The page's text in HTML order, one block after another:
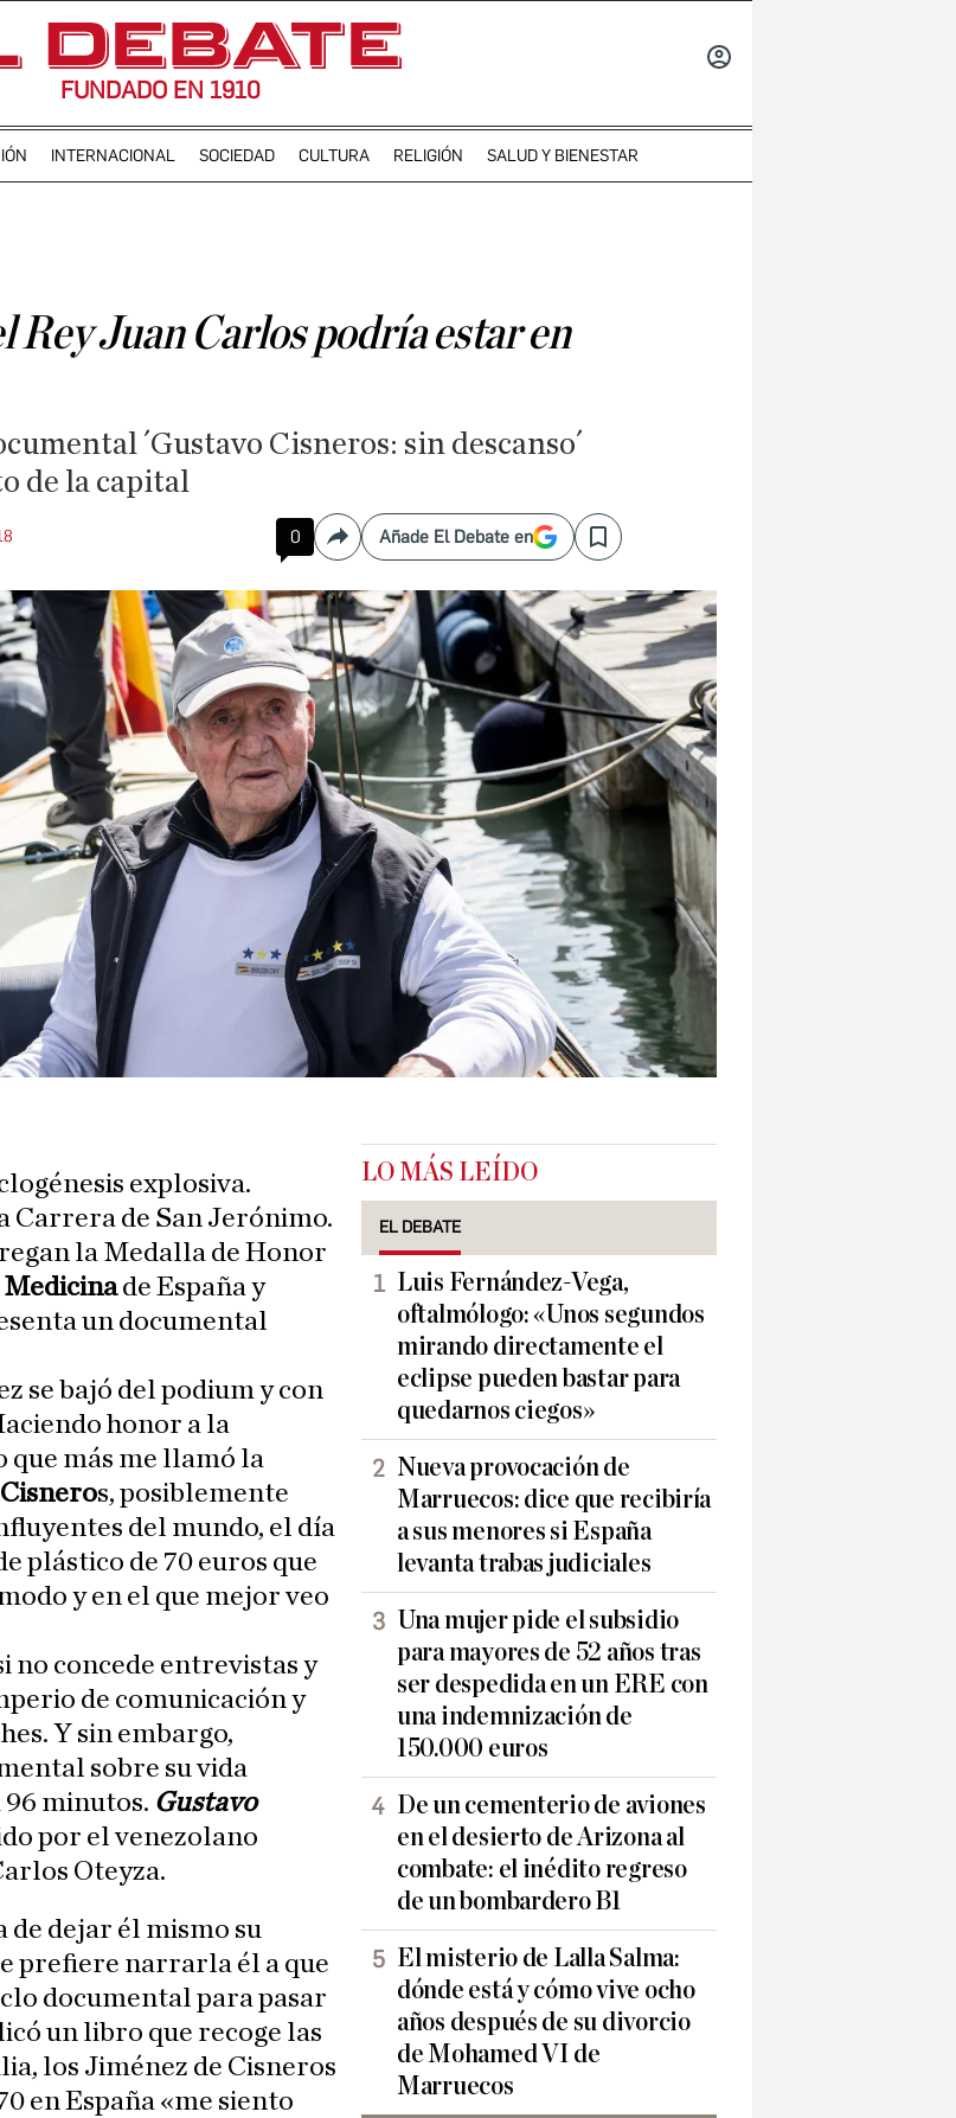
FUNDADO EN 1910
INTERNACIONAL SOCIEDAD CULTURA RELIGIÓN SALUD Y BIENESTAR
Rey Juan Carlos podría estar en
´Gustavo Cisneros: sin descanso´
de la capital
0 CompartirAñade El Debate en Save
explosiva.
Carrera de San Jerónimo.
la Medalla de Honor
Medicinade España y
un documental
se bajó del podium y con
honor a la
que más me llamó la
s, posiblemente
del mundo, el día
plástico de 70 euros que
y en el que mejor veo
no concede entrevistas y
de comunicación y
Y sin embargo,
sobre su vida
minutos. Gustavo
por el venezolano
Oteyza.
de dejar él mismo su
prefiere narrarla él a que
documental para pasar
un libro que recoge las
los Jiménez de Cisneros
en España «me siento
LO MÁS LEÍDO
EL DEBATE
Luis Fernández-Vega,
oftalmólogo: «Unos segundos
mirando directamente el
eclipse pueden bastar para
quedarnos ciegos»
Nueva provocación de
Marruecos: dice que recibiría
a sus menores si España
levanta trabas judiciales
Una mujer pide el subsidio
para mayores de 52 años tras
ser despedida en un ERE con
una indemnización de
150.000 euros
De un cementerio de aviones
en el desierto de Arizona al
combate: el inédito regreso
de un bombardero B1
El misterio de Lalla Salma:
dónde está y cómo vive ocho
años después de su divorcio
de Mohamed VI de
Marruecos